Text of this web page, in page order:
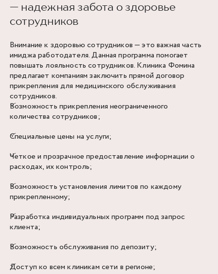
— надежная забота о здоровье
сотрудников
Внимание к здоровью сотрудников — это важная часть
имиджа работодателя. Данная программа помогает
повышать лояльность сотрудников. Клиника Фомина
предлагает компаниям заключить прямой договор
прикрепления для медицинского обслуживания
сотрудников.
Возможность прикрепления неограниченного
количества сотрудников;
Специальные цены на услуги;
Четкое и прозрачное предоставление информации о
расходах, их контроль;
Возможность установления лимитов по каждому
прикрепленному;
Разработка индивидуальных программ под запрос
клиента;
Возможность обслуживания по депозиту;
Доступ ко всем клиникам сети в регионе;